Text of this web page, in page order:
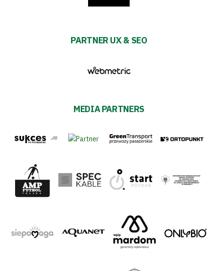
PARTNER UX & SEO
MEDIA PARTNERS